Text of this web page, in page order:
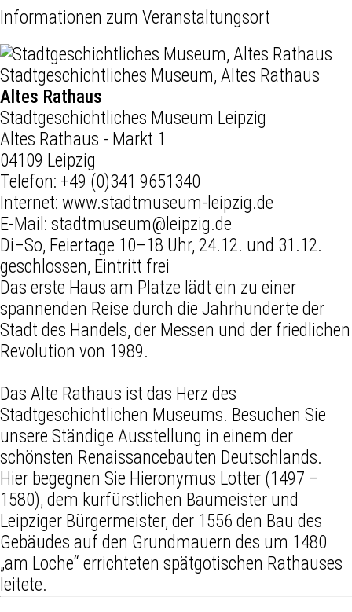
Informationen zum Veranstaltungsort
Stadtgeschichtliches Museum, Altes Rathaus
Altes Rathaus
Stadtgeschichtliches Museum Leipzig
Altes Rathaus - Markt 1
04109 Leipzig
Telefon: +49 (0)341 9651340
Internet: www.stadtmuseum-leipzig.de
E-Mail: stadtmuseum@leipzig.de
Di–So, Feiertage 10–18 Uhr, 24.12. und 31.12.
geschlossen, Eintritt frei
Das erste Haus am Platze lädt ein zu einer
spannenden Reise durch die Jahrhunderte der
Stadt des Handels, der Messen und der friedlichen
Revolution von 1989.
Das Alte Rathaus ist das Herz des
Stadtgeschichtlichen Museums. Besuchen Sie
unsere Ständige Ausstellung in einem der
schönsten Renaissancebauten Deutschlands.
Hier begegnen Sie Hieronymus Lotter (1497 –
1580), dem kurfürstlichen Baumeister und
Leipziger Bürgermeister, der 1556 den Bau des
Gebäudes auf den Grundmauern des um 1480
„am Loche“ errichteten spätgotischen Rathauses
leitete.